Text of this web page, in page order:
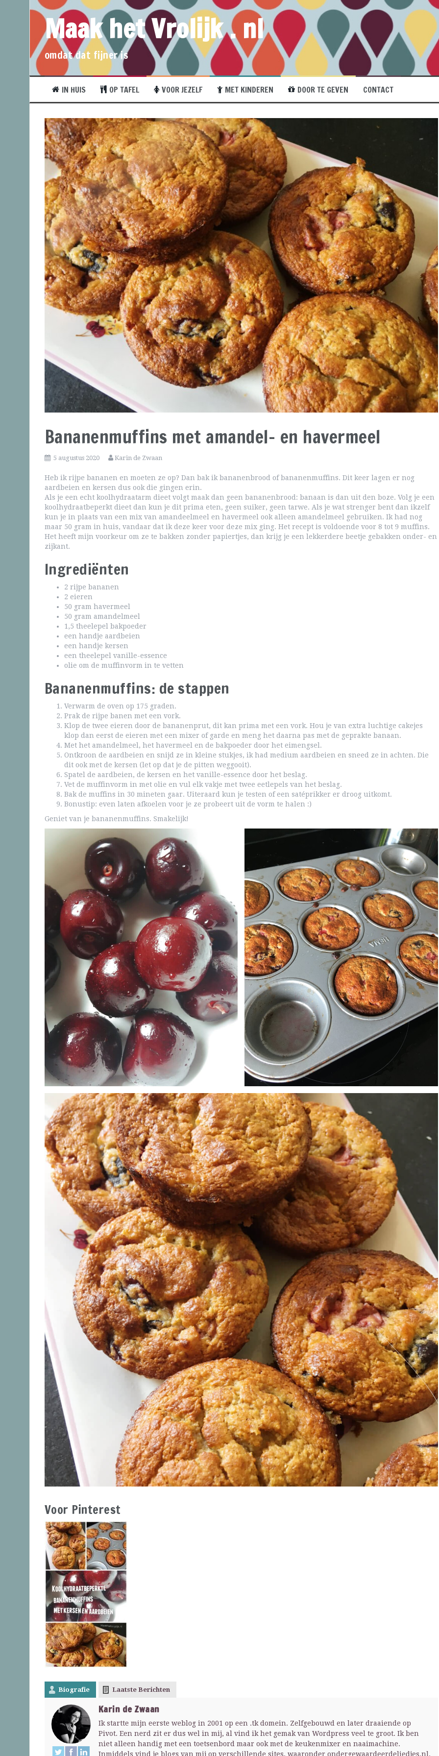
Maak het Vrolijk . nl
omdat dat fijner is
IN HUIS OP TAFEL VOOR JEZELF MET KINDEREN DOOR TE GEVEN CONTACT
Bananenmuffins met amandel- en havermeel
5 augustus 2020 Karin de Zwaan
Heb ik rijpe bananen en moeten ze op? Dan bak ik bananenbrood of bananenmuffins. Dit keer lagen er nog
aardbeien en kersen dus ook die gingen erin.
Als je een echt koolhydraatarm dieet volgt maak dan geen bananenbrood: banaan is dan uit den boze. Volg je een
koolhydraatbeperkt dieet dan kun je dit prima eten, geen suiker, geen tarwe. Als je wat strenger bent dan ikzelf
kun je in plaats van een mix van amandeelmeel en havermeel ook alleen amandelmeel gebruiken. Ik had nog
maar 50 gram in huis, vandaar dat ik deze keer voor deze mix ging. Het recept is voldoende voor 8 tot 9 muffins.
Het heeft mijn voorkeur om ze te bakken zonder papiertjes, dan krijg je een lekkerdere beetje gebakken onder- en
zijkant.
Ingrediënten
2 rijpe bananen
2 eieren
50 gram havermeel
50 gram amandelmeel
1,5 theelepel bakpoeder
een handje aardbeien
een handje kersen
een theelepel vanille-essence
olie om de muffinvorm in te vetten
Bananenmuffins: de stappen
Verwarm de oven op 175 graden.
Prak de rijpe banen met een vork.
Klop de twee eieren door de bananenprut, dit kan prima met een vork. Hou je van extra luchtige cakejes
klop dan eerst de eieren met een mixer of garde en meng het daarna pas met de geprakte banaan.
Met het amandelmeel, het havermeel en de bakpoeder door het eimengsel.
Ontkroon de aardbeien en snijd ze in kleine stukjes, ik had medium aardbeien en sneed ze in achten. Die
dit ook met de kersen (let op dat je de pitten weggooit).
Spatel de aardbeien, de kersen en het vanille-essence door het beslag.
Vet de muffinvorm in met olie en vul elk vakje met twee eetlepels van het beslag.
Bak de muffins in 30 mineten gaar. Uiteraard kun je testen of een satéprikker er droog uitkomt.
Bonustip: even laten afkoelen voor je ze probeert uit de vorm te halen :)
Geniet van je bananenmuffins. Smakelijk!
Voor Pinterest
Biografie Laatste Berichten
Karin de Zwaan
Ik startte mijn eerste weblog in 2001 op een .tk domein. Zelfgebouwd en later draaiende op
Pivot. Een nerd zit er dus wel in mij, al vind ik het gemak van Wordpress veel te groot. Ik ben
niet alleen handig met een toetsenbord maar ook met de keukenmixer en naaimachine.
Inmiddels vind je blogs van mij op verschillende sites, waaronder ondergewaardeerdeliedjes.nl.